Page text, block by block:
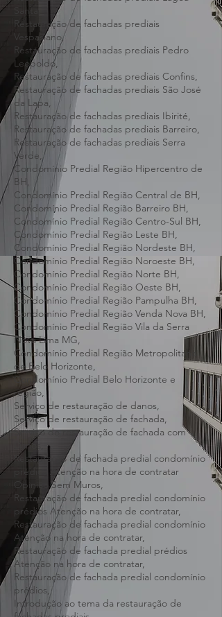
Restauração de fachadas prediais Lagoa
Santa,
Restauração de fachadas prediais
Vespasiano,
Restauração de fachadas prediais Pedro
Leopoldo,
Restauração de fachadas prediais Confins,
Restauração de fachadas prediais São José
da Lapa,
Restauração de fachadas prediais Ibirité,
Restauração de fachadas prediais Barreiro,
Restauração de fachadas prediais Serra
Verde,
Condomínio Predial Região Hipercentro de
BH,
Condomínio Predial Região Central de BH,
Condomínio Predial Região Barreiro BH,
Condomínio Predial Região Centro-Sul BH,
Condomínio Predial Região Leste BH,
Condomínio Predial Região Nordeste BH,
Condomínio Predial Região Noroeste BH,
Condomínio Predial Região Norte BH,
Condomínio Predial Região Oeste BH,
Condomínio Predial Região Pampulha BH,
Condomínio Predial Região Venda Nova BH,
Condomínio Predial Região Vila da Serra
Nova Lima MG,
Condomínio Predial Região Metropolitana
de Belo Horizonte,
Condomínio Predial Belo Horizonte e
região,
Serviço de restauração de danos,
Serviço de restauração de fachada,
Serviço de restauração de fachada com
Danos,
Restauração de fachada predial condomínio
prédios Atenção na hora de contratar
Opinião Sem Muros,
Restauração de fachada predial condomínio
prédios Atenção na hora de contratar,
Restauração de fachada predial condomínio
Atenção na hora de contratar,
Restauração de fachada predial prédios
Atenção na hora de contratar,
Restauração de fachada predial condomínio
prédios,